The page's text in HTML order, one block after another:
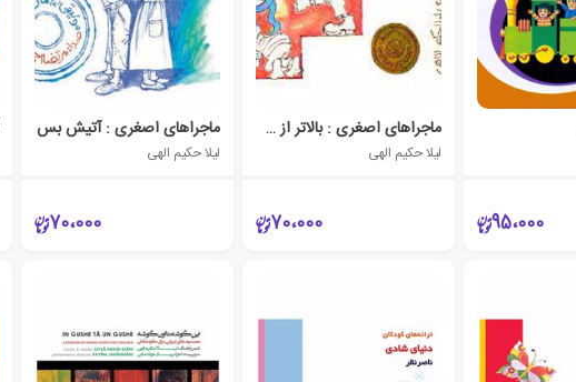
95،000
ماجراهای اصغری : بالاتر از سیاهی
لیلا حکیم الهی
70،000
ماجراهای اصغری : آتیش بس
لیلا حکیم الهی
70،000